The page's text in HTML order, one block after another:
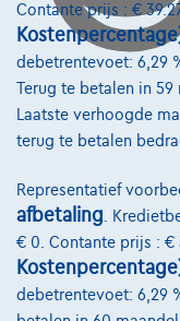
Contante prijs : €
debetrentevoet: 6,29
Terug te betalen in
Laatste verhoogde
terug te betalen
Representatief
afbetaling .
€ 0. Contante prijs : €
debetrentevoet: 6,29
Diensten &
Pechverhelping
Financiering
Autoverzekering
Lease en
Over Ons
Word klant